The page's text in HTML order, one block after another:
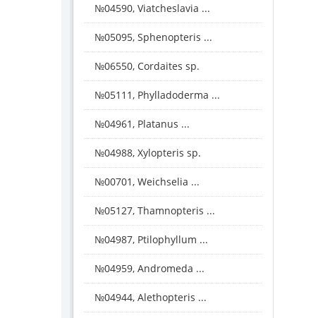
№04590, Viatcheslavia ...
№05095, Sphenopteris ...
№06550, Cordaites sp.
№05111, Phylladoderma ...
№04961, Platanus ...
№04988, Xylopteris sp.
№00701, Weichselia ...
№05127, Thamnopteris ...
№04987, Ptilophyllum ...
№04959, Andromeda ...
№04944, Alethopteris ...